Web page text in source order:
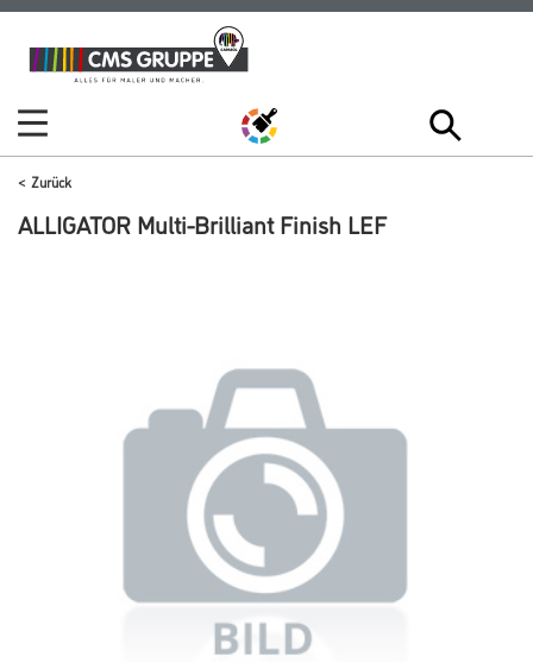
Zum
Inhalt
Zum
Navigationsmenü
Zurück
ALLIGATOR Multi-Brilliant Finish LEF